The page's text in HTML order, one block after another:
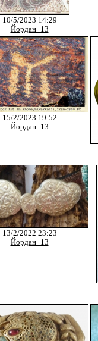
10/5/2023 14:29
Йордан_13
15/2/2023 19:52
Йордан_13
13/2/2022 23:23
Йордан_13